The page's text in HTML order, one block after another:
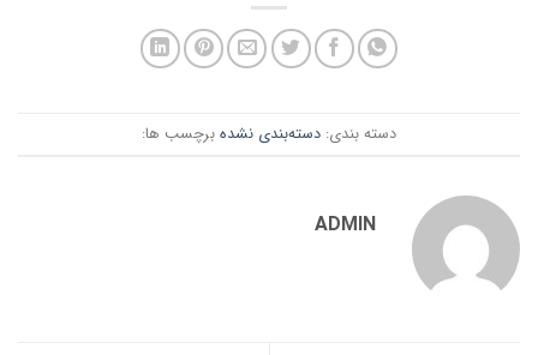
دسته بندی: دسته‌بندی نشده برچسب ها:
ADMIN